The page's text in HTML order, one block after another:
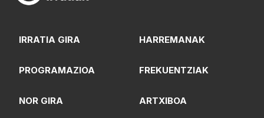
IRRATIA GIRA HARREMANAK
PROGRAMAZIOA FREKUENTZIAK
NOR GIRA ARTXIBOA